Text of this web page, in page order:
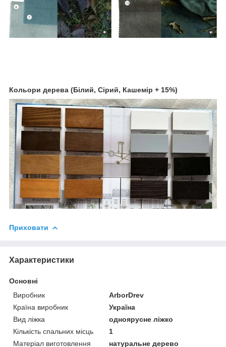
Кольори дерева (Білий, Сірий, Кашемір + 15%)
Приховати
Характеристики
Основні
Виробник
ArborDrev
Країна виробник
Україна
Вид ліжка
одноярусне ліжко
Кількість спальних місць
1
Матеріал виготовлення
натуральне дерево